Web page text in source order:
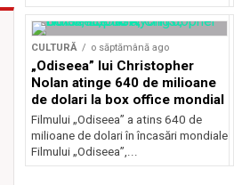
CULTURĂ o săptămână ago
„Odiseea” lui Christopher
Nolan atinge 640 de milioane
de dolari la box office mondial
Filmului „Odiseea” a atins 640 de
milioane de dolari în încasări mondiale
Filmului „Odiseea”,...